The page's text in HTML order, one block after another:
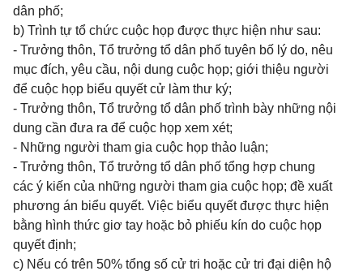
dân phố;
b) Trình tự tổ chức cuộc họp được thực hiện như sau:
- Trưởng thôn, Tổ trưởng tổ dân phố tuyên bố lý do, nêu
mục đích, yêu cầu, nội dung cuộc họp; giới thiệu người
để cuộc họp biểu quyết cử làm thư ký;
- Trưởng thôn, Tổ trưởng tổ dân phố trình bày những nội
dung cần đưa ra để cuộc họp xem xét;
- Những người tham gia cuộc họp thảo luận;
- Trưởng thôn, Tổ trưởng tổ dân phố tổng hợp chung
các ý kiến của những người tham gia cuộc họp; đề xuất
phương án biểu quyết. Việc biểu quyết được thực hiện
bằng hình thức giơ tay hoặc bỏ phiếu kín do cuộc họp
quyết định;
c) Nếu có trên 50% tổng số cử tri hoặc cử tri đại diện hộ